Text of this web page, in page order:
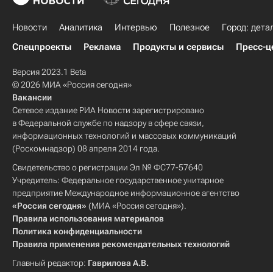
Новости Аналитика Интервью Полезное
Город:
Спецпроекты
Реклама Продукты и сервисы Пресс-
Версия 2023.1 Beta
© 2026 МИА «Россия сегодня»
Вакансии
Сетевое издание РИА Новости зарегистрировано
в Федеральной службе по надзору в сфере связи,
информационных технологий и массовых коммуникаций
(Роскомнадзор) 08 апреля 2014 года.
Свидетельство о регистрации Эл № ФС77-57640
Учредитель: Федеральное государственное унитарное
предприятие Международное информационное агентство
«Россия сегодня» (МИА «Россия сегодня»).
Правила использования материалов
Политика конфиденциальности
Правила применения рекомендательных технологий
Главный редактор: Гаврилова А.В.